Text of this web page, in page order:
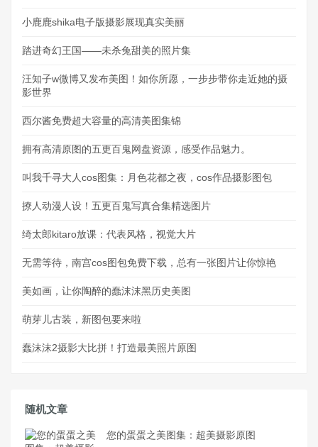
小鹿鹿shika电子版摄影展现真实美丽
踏进奇幻王国——未杀兔甜美的照片集
汪知子w微博又发布美图！如你所愿，一步步带你走近她的摄
影世界
西尔酱免费超大容量的高清美图集锦
拥有高清原图的五更百鬼网盘资源，感受作品魅力。
叫我千寻大人cos图集：月色花都之夜，cos作品摄影图包
撩人动漫人设！五更百鬼写真合集精选图片
绮太郎kitaro放课：代表风格，视觉大片
无需等待，南宫cos图包免费下载，总有一张图片让你惊艳
美如画，让你陶醉的蠢沫沫黑历史美图
萌芽儿古装，新图包要来啦
蠢沫沫2摄影大比拼！打造最美照片原图
随机文章
您的蛋蛋之美图集：超美摄影原图